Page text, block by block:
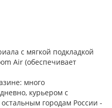
с мягкой подкладкой
Air (обеспечивает
много
курьером с
городам России -